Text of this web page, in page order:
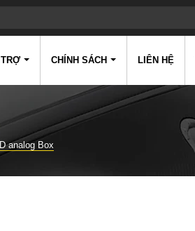
CHÍNH SÁCH LIÊN HỆ
analog Box